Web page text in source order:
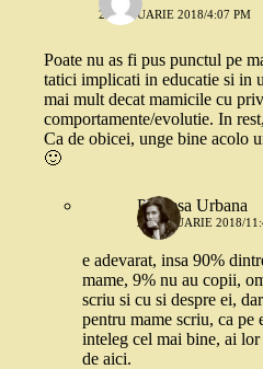
22 IANUARIE 2018/4:07 PM
Poate nu as fi pus punctul pe
tatici implicati in educatie si in
mai mult decat mamicile cu
comportamente/evolutie. In
Ca de obicei, unge bine acolo
🙂
Printesa Urbana
22 IANUARIE 2018/
e adevarat, insa 90%
mame, 9% nu au copii,
scriu si cu si despre ei,
pentru mame scriu, ca pe
inteleg cel mai bine, ai
de aici.